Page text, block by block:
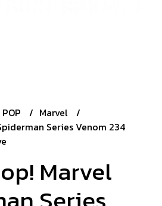
POP
Marvel
Series Venom 234
Marvel